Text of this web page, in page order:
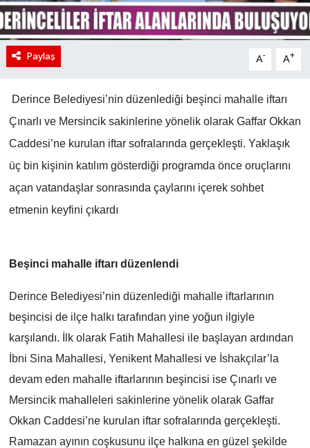
Paylaş A- A+
Derince Belediyesi’nin düzenlediği beşinci mahalle iftarı
Çınarlı ve Mersincik sakinlerine yönelik olarak Gaffar Okkan
Caddesi’ne kurulan iftar sofralarında gerçekleşti. Yaklaşık
üç bin kişinin katılım gösterdiği programda önce oruçlarını
açan vatandaşlar sonrasında çaylarını içerek sohbet
etmenin keyfini çıkardı
Beşinci mahalle iftarı düzenlendi
Derince Belediyesi’nin düzenlediği mahalle iftarlarının
beşincisi de ilçe halkı tarafından yine yoğun ilgiyle
karşılandı. İlk olarak Fatih Mahallesi ile başlayan ardından
İbni Sina Mahallesi, Yenikent Mahallesi ve İshakçılar’la
devam eden mahalle iftarlarının beşincisi ise Çınarlı ve
Mersincik mahalleleri sakinlerine yönelik olarak Gaffar
Okkan Caddesi’ne kurulan iftar sofralarında gerçekleşti.
Ramazan ayının coşkusunu ilçe halkına en güzel şekilde